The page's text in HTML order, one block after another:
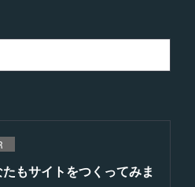
たもサイトをつくってみま